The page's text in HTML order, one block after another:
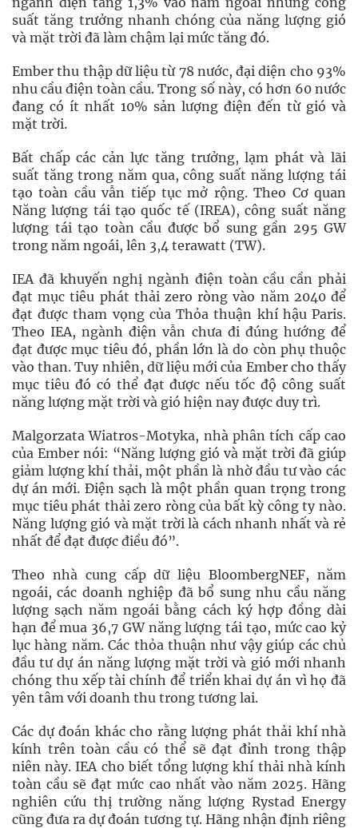
suất tăng trưởng nhanh chóng của năng lượng gió
và mặt trời đã làm chậm lại mức tăng đó.
Ember thu thập dữ liệu từ 78 nước, đại diện cho 93%
nhu cầu điện toàn cầu. Trong số này, có hơn 60 nước
đang có ít nhất 10% sản lượng điện đến từ gió và
mặt trời.
Bất chấp các cản lực tăng trưởng, lạm phát và lãi
suất tăng trong năm qua, công suất năng lượng tái
tạo toàn cầu vẫn tiếp tục mở rộng. Theo Cơ quan
Năng lượng tái tạo quốc tế (IREA), công suất năng
lượng tái tạo toàn cầu được bổ sung gần 295 GW
trong năm ngoái, lên 3,4 terawatt (TW).
IEA đã khuyến nghị ngành điện toàn cầu cần phải
đạt mục tiêu phát thải zero ròng vào năm 2040 để
đạt được tham vọng của Thỏa thuận khí hậu Paris.
Theo IEA, ngành điện vẫn chưa đi đúng hướng để
đạt được mục tiêu đó, phần lớn là do còn phụ thuộc
vào than. Tuy nhiên, dữ liệu mới của Ember cho thấy
mục tiêu đó có thể đạt được nếu tốc độ công suất
năng lượng mặt trời và gió hiện nay được duy trì.
Malgorzata Wiatros-Motyka, nhà phân tích cấp cao
của Ember nói: “Năng lượng gió và mặt trời đã giúp
giảm lượng khí thải, một phần là nhờ đầu tư vào các
dự án mới. Điện sạch là một phần quan trọng trong
mục tiêu phát thải zero ròng của bất kỳ công ty nào.
Năng lượng gió và mặt trời là cách nhanh nhất và rẻ
nhất để đạt được điều đó”.
Theo nhà cung cấp dữ liệu BloombergNEF, năm
ngoái, các doanh nghiệp đã bổ sung nhu cầu năng
lượng sạch năm ngoái bằng cách ký hợp đồng dài
hạn để mua 36,7 GW năng lượng tái tạo, mức cao kỷ
lục hàng năm. Các thỏa thuận như vậy giúp các chủ
đầu tư dự án năng lượng mặt trời và gió mới nhanh
chóng thu xếp tài chính để triển khai dự án vì họ đã
yên tâm với doanh thu trong tương lai.
Các dự đoán khác cho rằng lượng phát thải khí nhà
kính trên toàn cầu có thể sẽ đạt đỉnh trong thập
niên này. IEA cho biết tổng lượng khí thải nhà kính
toàn cầu sẽ đạt mức cao nhất vào năm 2025. Hãng
nghiên cứu thị trường năng lượng Rystad Energy
cũng đưa ra dự đoán tương tự. Hãng nhận định riêng